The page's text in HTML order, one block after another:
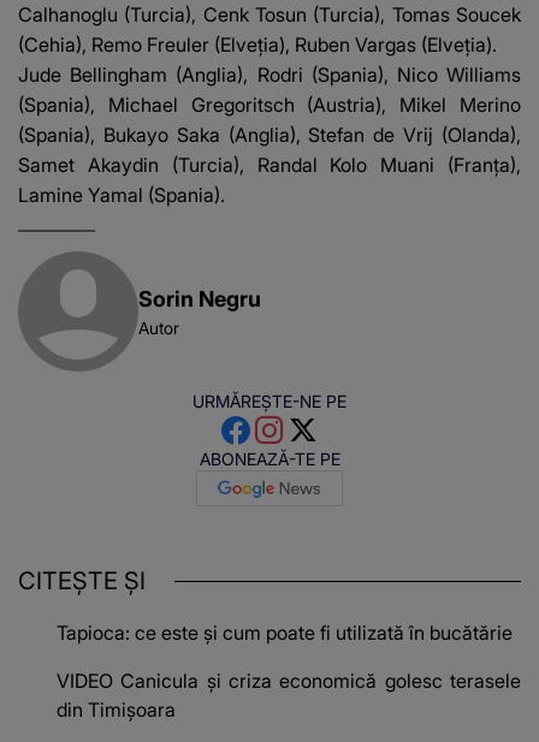
Calhanoglu (Turcia), Cenk Tosun (Turcia), Tomas Soucek
(Cehia), Remo Freuler (Elveţia), Ruben Vargas (Elveţia).
Jude Bellingham (Anglia), Rodri (Spania), Nico Williams
(Spania), Michael Gregoritsch (Austria), Mikel Merino
(Spania), Bukayo Saka (Anglia), Stefan de Vrij (Olanda),
Samet Akaydin (Turcia), Randal Kolo Muani (Franţa),
Lamine Yamal (Spania).
Sorin Negru
Autor
URMĂREȘTE-NE PE
ABONEAZĂ-TE PE
CITEȘTE ȘI
Tapioca: ce este și cum poate fi utilizată în bucătărie
VIDEO Canicula și criza economică golesc terasele
din Timișoara